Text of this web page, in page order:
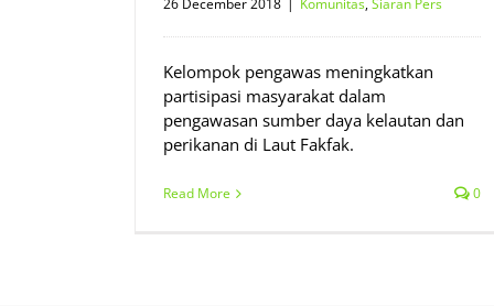
Kelompok pengawas meningkatkan
partisipasi masyarakat dalam
pengawasan sumber daya kelautan dan
perikanan di Laut Fakfak.
Read More 0